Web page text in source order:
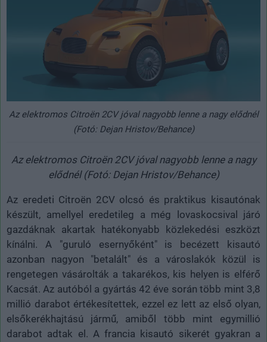
Az elektromos Citroën 2CV jóval nagyobb lenne a nagy elődnél
(Fotó: Dejan Hristov/Behance)
Az elektromos Citroën 2CV jóval nagyobb lenne a nagy
elődnél (Fotó: Dejan Hristov/Behance)
Az eredeti Citroën 2CV olcsó és praktikus kisautónak
készült, amellyel eredetileg a még lovaskocsival járó
gazdáknak akartak hatékonyabb közlekedési eszközt
kínálni. A "guruló esernyőként" is becézett kisautó
azonban nagyon "betalált" és a városlakók közül is
rengetegen vásárolták a takarékos, kis helyen is elférő
Kacsát. Az autóból a gyártás 42 éve során több mint 3,8
millió darabot értékesítettek, ezzel ez lett az első olyan,
elsőkerékhajtású jármű, amiből több mint egymillió
darabot adtak el. A francia kisautó sikerét gyakran a